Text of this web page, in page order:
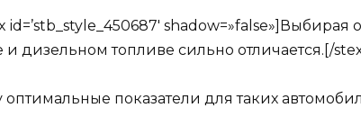
id=’stb_style_450687′
и дизельном топливе сильно отличается.[/
оптимальные показатели для таких